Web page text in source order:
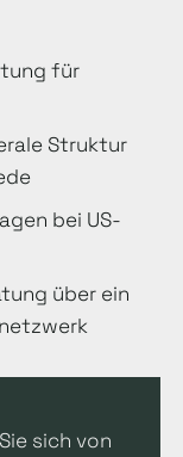
für
Struktur
bei US-
über ein
sich von